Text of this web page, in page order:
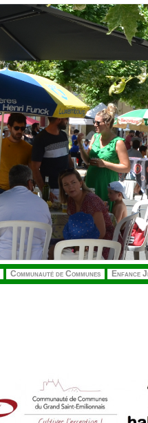
Communauté de Communes Enfance